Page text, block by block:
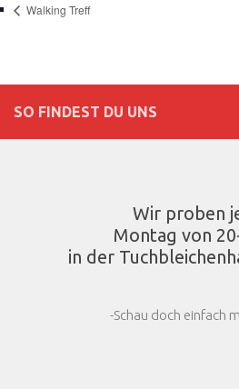
Walking Treff
SO FINDEST DU UNS
Wir proben
Montag von
in der
-Schau doch einfach